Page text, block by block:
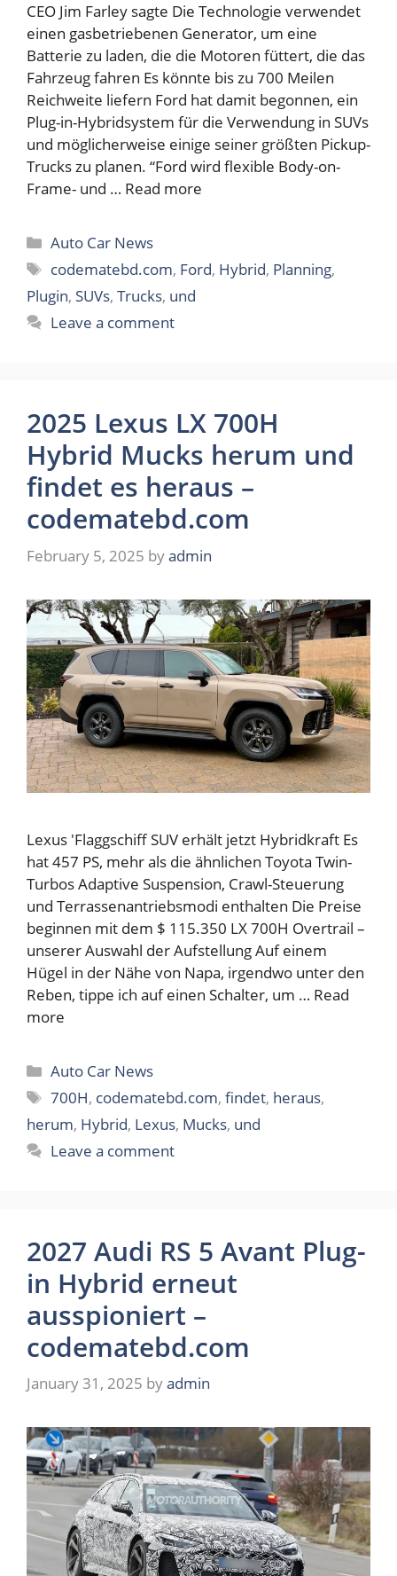
CEO Jim Farley sagte Die Technologie verwendet
einen gasbetriebenen Generator, um eine
Batterie zu laden, die die Motoren füttert, die das
Fahrzeug fahren Es könnte bis zu 700 Meilen
Reichweite liefern Ford hat damit begonnen, ein
Plug-in-Hybridsystem für die Verwendung in SUVs
und möglicherweise einige seiner größten Pickup-
Trucks zu planen. “Ford wird flexible Body-on-
Frame- und … Read more
Categories
Auto Car News
Tags
codematebd.com, Ford, Hybrid, Planning,
Plugin, SUVs, Trucks, und
Leave a comment
2025 Lexus LX 700H
Hybrid Mucks herum und
findet es heraus –
codematebd.com
February 5, 2025 byadmin
Lexus 'Flaggschiff SUV erhält jetzt Hybridkraft Es
hat 457 PS, mehr als die ähnlichen Toyota Twin-
Turbos Adaptive Suspension, Crawl-Steuerung
und Terrassenantriebsmodi enthalten Die Preise
beginnen mit dem $ 115.350 LX 700H Overtrail –
unserer Auswahl der Aufstellung Auf einem
Hügel in der Nähe von Napa, irgendwo unter den
Reben, tippe ich auf einen Schalter, um … Read
more
Categories
Auto Car News
Tags
700H, codematebd.com,findet, heraus,
herum, Hybrid, Lexus, Mucks, und
Leave a comment
2027 Audi RS 5 Avant Plug-
in Hybrid erneut
ausspioniert –
codematebd.com
January 31, 2025 byadmin